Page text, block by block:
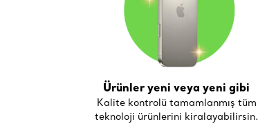
Ürünler yeni veya yeni gibi
Kalite kontrolü tamamlanmış tüm
teknoloji ürünlerini kiralayabilirsin.